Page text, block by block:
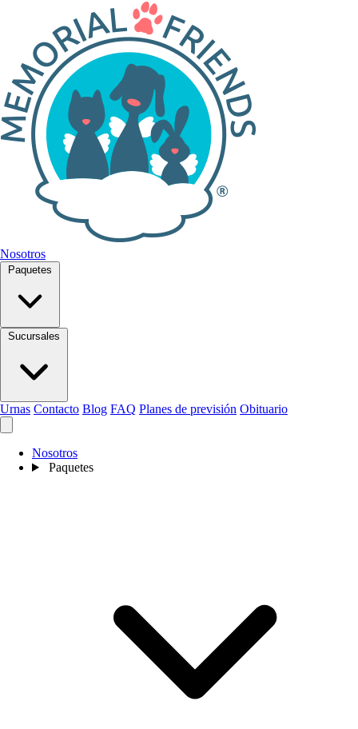
Nosotros
Paquetes
Sucursales
Urnas Contacto Blog FAQ Planes de previsión Obituario
Nosotros
Paquetes